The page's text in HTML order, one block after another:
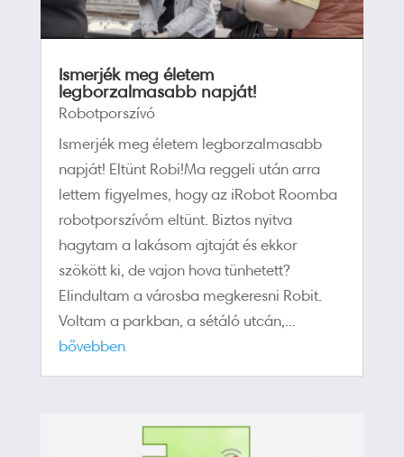
Ismerjék meg életem
legborzalmasabb napját!
Robotporszívó
Ismerjék meg életem legborzalmasabb
napját! Eltünt Robi!Ma reggeli után arra
lettem figyelmes, hogy az iRobot Roomba
robotporszívóm eltünt. Biztos nyitva
hagytam a lakásom ajtaját és ekkor
szökött ki, de vajon hova tünhetett?
Elindultam a városba megkeresni Robit.
Voltam a parkban, a sétáló utcán,...
bővebben